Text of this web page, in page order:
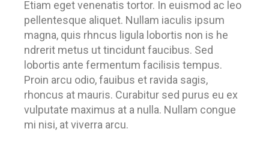
Etiam eget venenatis tortor. In euismod ac leo
pellentesque aliquet. Nullam iaculis ipsum
magna, quis rhncus ligula lobortis non is he
ndrerit metus ut tincidunt faucibus. Sed
lobortis ante fermentum facilisis tempus.
Proin arcu odio, fauibus et ravida sagis,
rhoncus at mauris. Curabitur sed purus eu ex
vulputate maximus at a nulla. Nullam congue
mi nisi, at viverra arcu.